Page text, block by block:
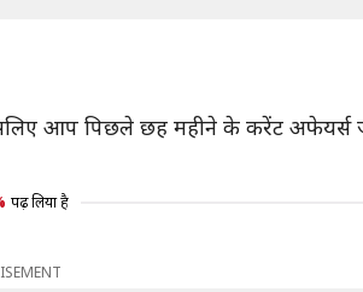
आप पिछले छह महीने के करेंट
पढ़ लिया है